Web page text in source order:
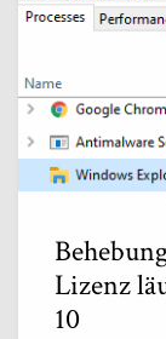
Lizenz
10